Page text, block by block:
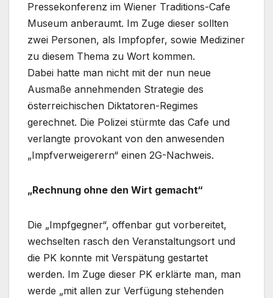
Pressekonferenz im Wiener Traditions-Cafe
Museum anberaumt. Im Zuge dieser sollten
zwei Personen, als Impfopfer, sowie Mediziner
zu diesem Thema zu Wort kommen.
Dabei hatte man nicht mit der nun neue
Ausmaße annehmenden Strategie des
österreichischen Diktatoren-Regimes
gerechnet. Die Polizei stürmte das Cafe und
verlangte provokant von den anwesenden
„Impfverweigerern“ einen 2G-Nachweis.
„Rechnung ohne den Wirt gemacht“
Die „Impfgegner“, offenbar gut vorbereitet,
wechselten rasch den Veranstaltungsort und
die PK konnte mit Verspätung gestartet
werden. Im Zuge dieser PK erklärte man, man
werde „mit allen zur Verfügung stehenden